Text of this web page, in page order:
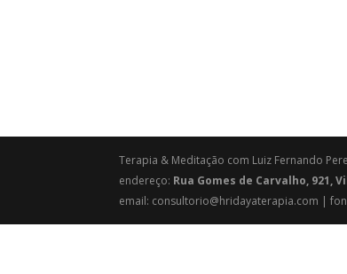
Terapia & Meditação com Luiz Fernando
endereço: Rua Gomes de Carvalho, 921,
email: consultorio@hridayaterapia.com |